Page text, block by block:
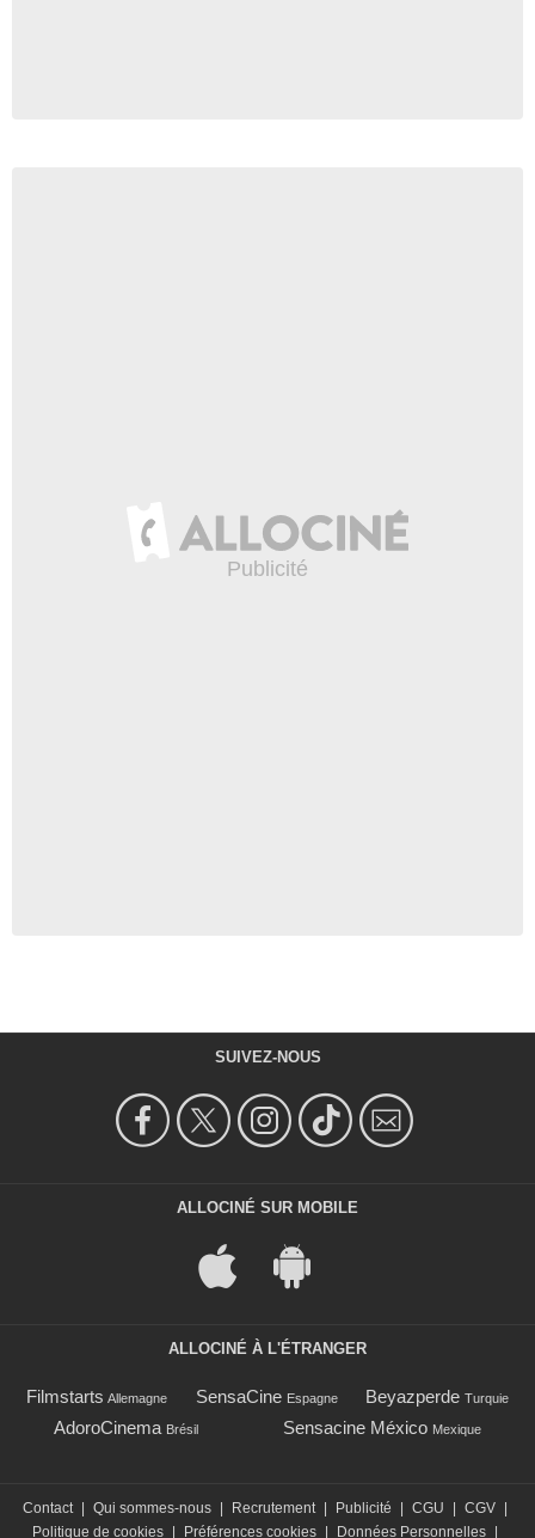
SUIVEZ-NOUS
ALLOCINÉ SUR MOBILE
ALLOCINÉ À L'ÉTRANGER
Filmstarts Allemagne SensaCine Espagne Beyazperde Turquie
AdoroCinema Brésil Sensacine México Mexique
Contact | Qui sommes-nous | Recrutement | Publicité | CGU | CGV |
Politique de cookies | Préférences cookies | Données Personnelles |